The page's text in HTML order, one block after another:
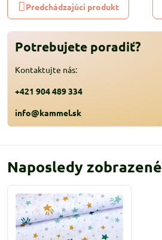
Predchádzajúci produkt
Potrebujete poradiť?
Kontaktujte nás:
+421 904 489 334
info@kammel.sk
Naposledy zobrazené